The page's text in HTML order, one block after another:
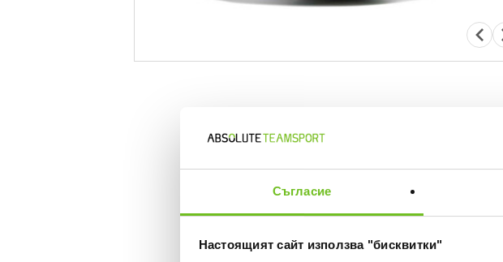
Съгласие
Настоящият сайт използва "бисквитки"